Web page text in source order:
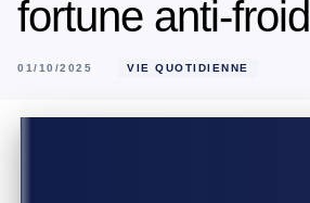
fortune anti-froid
01/10/2025 VIE QUOTIDIENNE